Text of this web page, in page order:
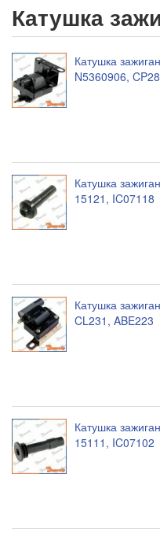
Катушка
Катушка
N5360906,
Катушка
15121, IC07118
Катушка
CL231, ABE223
Катушка
15111, IC07102